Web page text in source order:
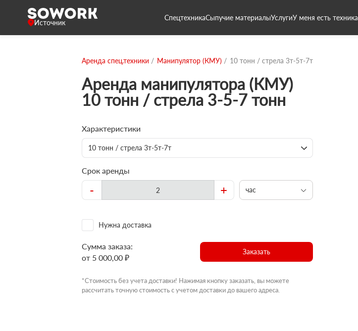
Источник
СпецтехникаСыпучие материалыУслугиУ меня есть техника
Аренда спец.техники Манипулятор (КМУ) 10 тонн / стрела 3т-5т-7т
Аренда манипулятора (КМУ)
10 тонн / стрела 3-5-7 тонн
Характеристики
10 тонн / стрела 3т-5т-7т
Срок аренды
- + час
Нужна доставка
Сумма заказа:
от 5 000,00 ₽
Заказать
*Стоимость без учета доставки! Нажимая кнопку заказать, вы можете
рассчитать точную стоимость с учетом доставки до вашего адреса.